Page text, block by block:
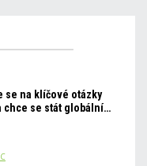
se na klíčové otázky
se stát globální…